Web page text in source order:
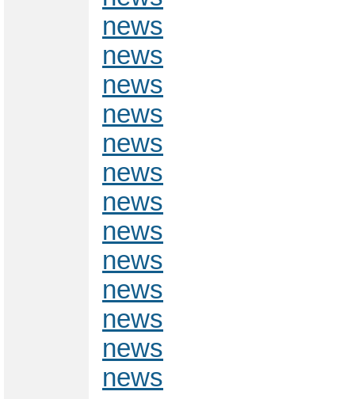
news
news
news
news
news
news
news
news
news
news
news
news
news